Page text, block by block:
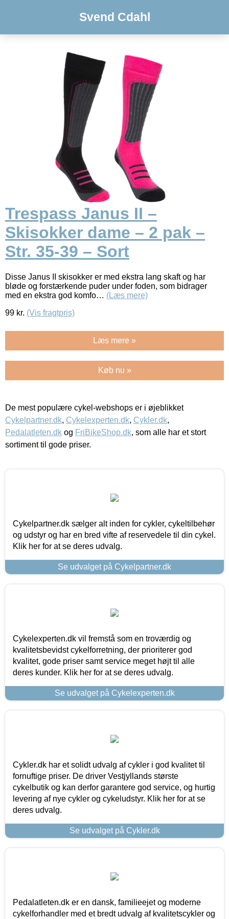
Svend Cdahl
Trespass Janus II –
Skisokker dame – 2 pak –
Str. 35-39 – Sort
Disse Janus II skisokker er med ekstra lang skaft og har
bløde og forstærkende puder under foden, som bidrager
med en ekstra god komfo… (Læs mere)
99 kr. (Vis fragtpris)
Læs mere »
Køb nu »
De mest populære cykel-webshops er i øjeblikket
Cykelpartner.dk, Cykelexperten.dk, Cykler.dk,
Pedalatleten.dk og FriBikeShop.dk, som alle har et stort
sortiment til gode priser.
Cykelpartner.dk sælger alt inden for cykler, cykeltilbehør
og udstyr og har en bred vifte af reservedele til din cykel.
Klik her for at se deres udvalg.
Se udvalget på Cykelpartner.dk
Cykelexperten.dk vil fremstå som en troværdig og
kvalitetsbevidst cykelforretning, der prioriterer god
kvalitet, gode priser samt service meget højt til alle
deres kunder. Klik her for at se deres udvalg.
Se udvalget på Cykelexperten.dk
Cykler.dk har et solidt udvalg af cykler i god kvalitet til
fornuftige priser. De driver Vestjyllands største
cykelbutik og kan derfor garantere god service, og hurtig
levering af nye cykler og cykeludstyr. Klik her for at se
deres udvalg.
Se udvalget på Cykler.dk
Pedalatleten.dk er en dansk, familieejet og moderne
cykelforhandler med et bredt udvalg af kvalitetscykler og